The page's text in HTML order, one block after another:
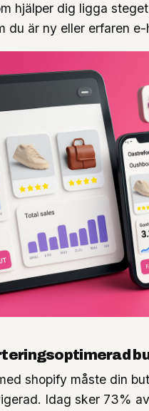
hjälper dig ligga
du är ny eller erfaren
shopify måste din
Idag sker 73%